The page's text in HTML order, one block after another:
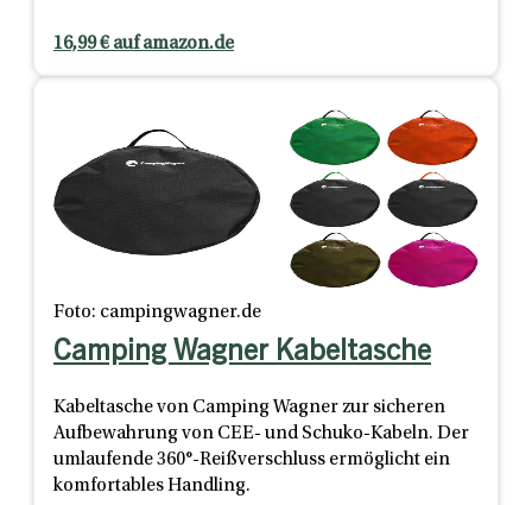
16,99 € auf amazon.de
Foto: campingwagner.de
Camping Wagner Kabeltasche
Kabeltasche von Camping Wagner zur sicheren
Aufbewahrung von CEE- und Schuko-Kabeln. Der
umlaufende 360°-Reißverschluss ermöglicht ein
komfortables Handling.